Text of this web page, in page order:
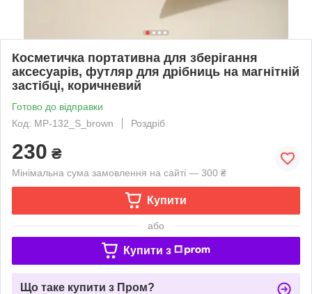
Косметичка портативна для зберігання
аксесуарів, футляр для дрібниць на магнітній
застібці, коричневий
Готово до відправки
Код: MP-132_S_brown
Роздріб
230 ₴
Мінімальна сума замовлення на сайті — 300 ₴
Купити
або
Купити з
Що таке купити з Пром?